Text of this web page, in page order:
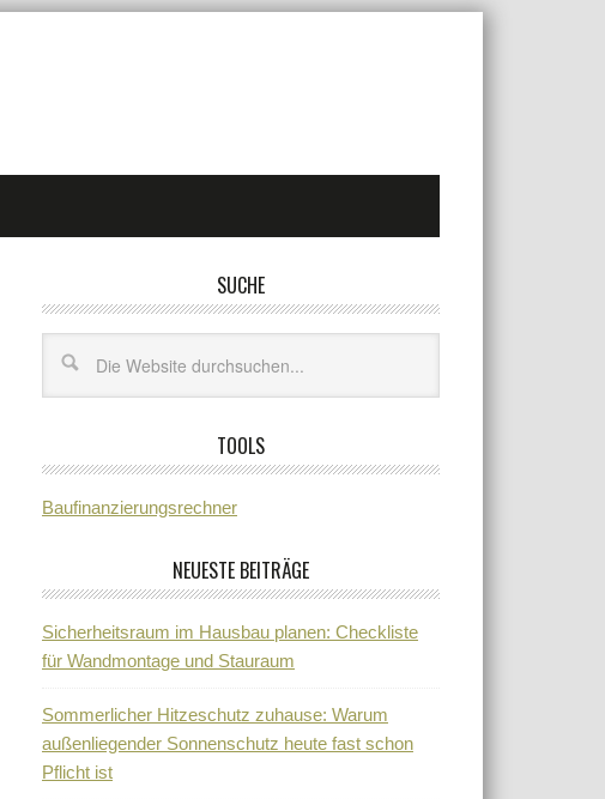
SUCHE
TOOLS
Baufinanzierungsrechner
NEUESTE BEITRÄGE
Sicherheitsraum im Hausbau planen: Checkliste
für Wandmontage und Stauraum
Sommerlicher Hitzeschutz zuhause: Warum
außenliegender Sonnenschutz heute fast schon
Pflicht ist